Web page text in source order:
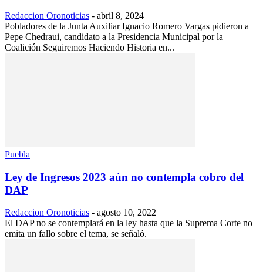
Redaccion Oronoticias - abril 8, 2024
Pobladores de la Junta Auxiliar Ignacio Romero Vargas pidieron a
Pepe Chedraui, candidato a la Presidencia Municipal por la
Coalición Seguiremos Haciendo Historia en...
Puebla
Ley de Ingresos 2023 aún no contempla cobro del
DAP
Redaccion Oronoticias - agosto 10, 2022
El DAP no se contemplará en la ley hasta que la Suprema Corte no
emita un fallo sobre el tema, se señaló.